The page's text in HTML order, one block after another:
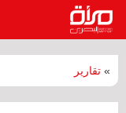
» تقارير